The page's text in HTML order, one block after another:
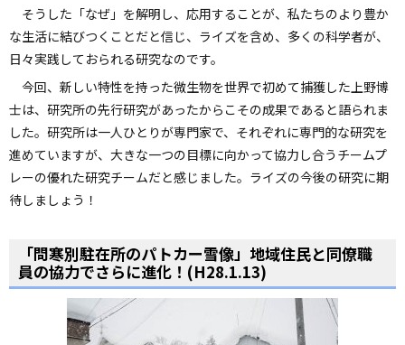
そうした「なぜ」を解明し、応用することが、私たちのより豊か
な生活に結びつくことだと信じ、ライズを含め、多くの科学者が、
日々実践しておられる研究なのです。
今回、新しい特性を持った微生物を世界で初めて捕獲した上野博
士は、研究所の先行研究があったからこその成果であると語られま
した。研究所は一人ひとりが専門家で、それぞれに専門的な研究を
進めていますが、大きな一つの目標に向かって協力し合うチームプ
レーの優れた研究チームだと感じました。ライズの今後の研究に期
待しましょう！
の
「問寒別駐在所のパトカー雪像」地域住民と同僚職
員の協力でさらに進化！(H28.1.13)